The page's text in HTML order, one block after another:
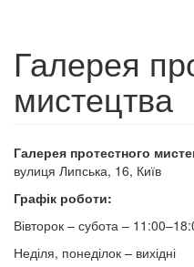
Галерея
мистецтва
Галерея протестного
вулиця Липська, 16, Київ
Графік роботи:
Вівторок – субота –
Неділя, понеділок – вихідні